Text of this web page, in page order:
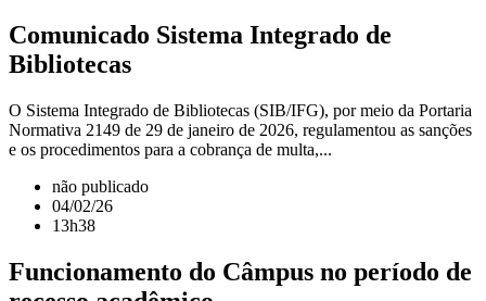
Comunicado Sistema Integrado de
Bibliotecas
O Sistema Integrado de Bibliotecas (SIB/IFG), por meio da Portaria
Normativa 2149 de 29 de janeiro de 2026, regulamentou as sanções
e os procedimentos para a cobrança de multa,...
não publicado
04/02/26
13h38
Funcionamento do Câmpus no período de